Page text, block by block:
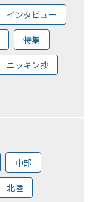
インタビュー
特集
ニッキン抄
中部
北陸